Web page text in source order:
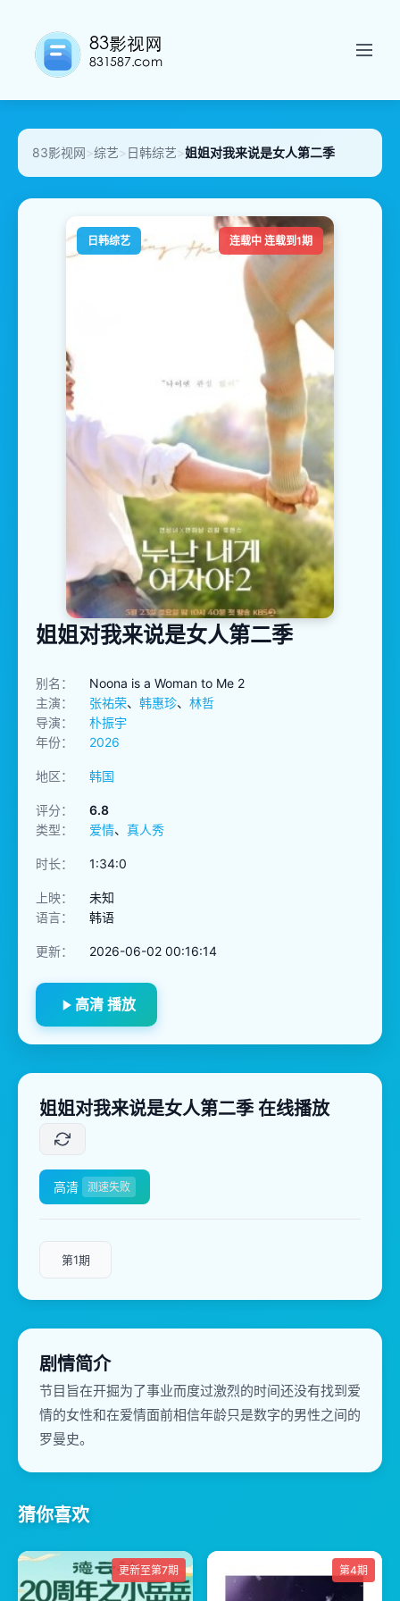
83影视网>综艺> 日韩综艺>姐姐对我来说是女人第二季
日韩综艺 连载中 连载到1期
姐姐对我来说是女人第二季
别名：
Noona is a Woman to Me 2
主演：
张祐荣、 韩惠珍、 林哲
导演：
朴振宇
年份：
2026
地区： 韩国
评分：
6.8
类型：
爱情、 真人秀
时长： 1:34:0
上映：
未知
语言：
韩语
更新： 2026-06-02 00:16:14
高清 播放
姐姐对我来说是女人第二季 在线播放
高清 测速失败
第1期
剧情简介
节目旨在开掘为了事业而度过激烈的时间还没有找到爱
情的女性和在爱情面前相信年龄只是数字的男性之间的
罗曼史。
猜你喜欢
更新至第7期 第4期